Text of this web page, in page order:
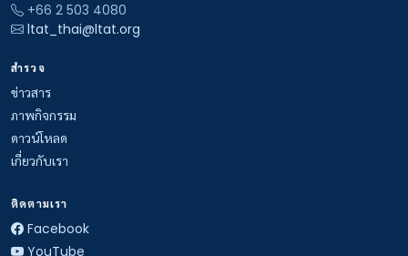
+66 2 503 4080
ltat_thai@ltat.org
สำรวจ
ข่าวสาร
ภาพกิจกรรม
ดาวน์โหลด
เกี่ยวกับเรา
ติดตามเรา
Facebook
YouTube